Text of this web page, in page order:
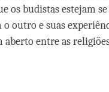
os budistas estejam
outro e suas
entre as